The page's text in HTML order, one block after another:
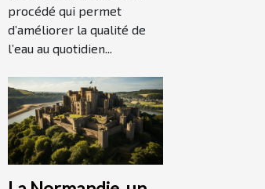
procédé qui permet
d’améliorer la qualité de
l’eau au quotidien...